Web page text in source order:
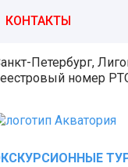
КОНТАКТЫ
Петербург,
номер